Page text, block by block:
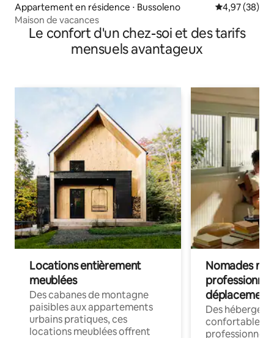
Appartement en résidence ⋅ Bussoleno Évaluation
4,97 (38)
Maison de vacances
Le confort d'un chez-soi et des tarifs
mensuels avantageux
Locations entièrement
meublées
Des cabanes de montagne
paisibles aux appartements
urbains pratiques, ces
locations meublées offrent
Nomades
déplacement
Des
confortables
professionnels